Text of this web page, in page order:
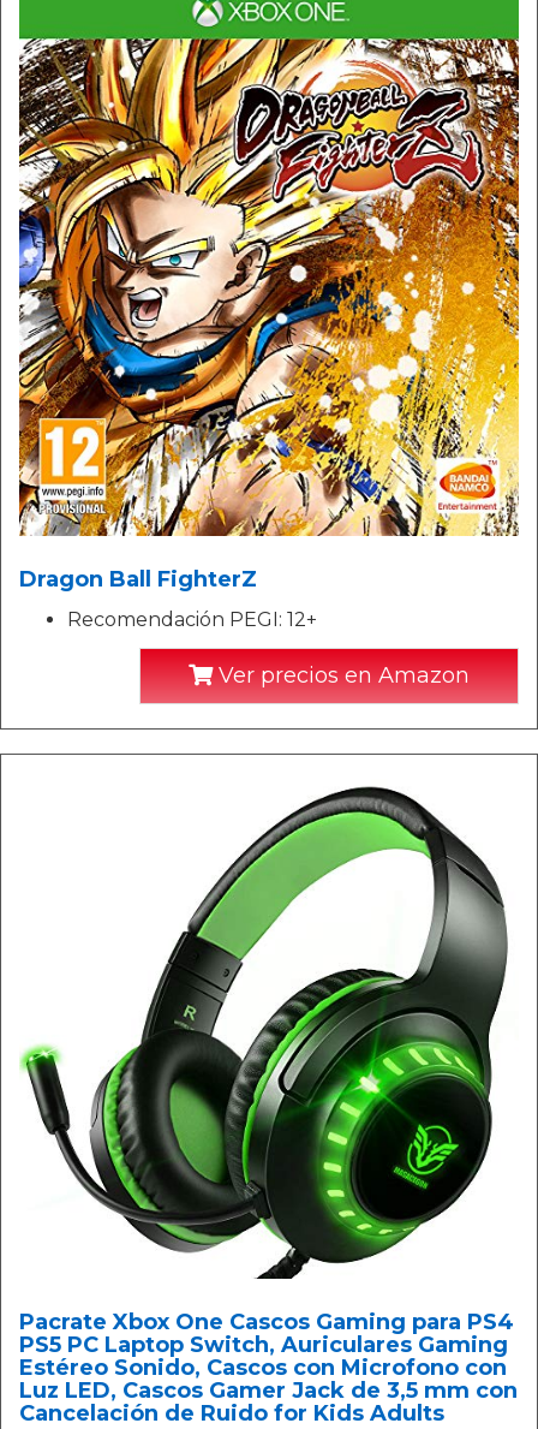
Dragon Ball FighterZ
Recomendación PEGI: 12+
Ver precios en Amazon
Pacrate Xbox One Cascos Gaming para PS4
PS5 PC Laptop Switch, Auriculares Gaming
Estéreo Sonido, Cascos con Microfono con
Luz LED, Cascos Gamer Jack de 3,5 mm con
Cancelación de Ruido for Kids Adults